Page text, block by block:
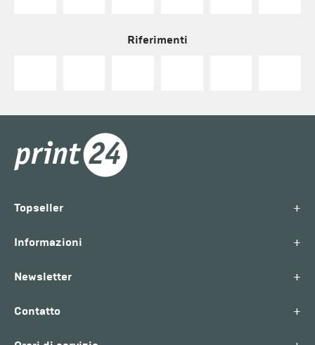
Riferimenti
Topseller +
Informazioni +
Newsletter +
Contatto +